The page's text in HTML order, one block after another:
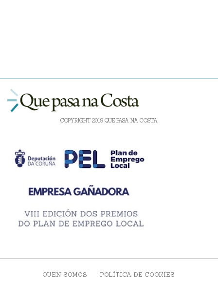
COPYRIGHT 2019 QUE PASA NA COSTA
QUEN SOMOS
POLÍTICA DE COOKIES